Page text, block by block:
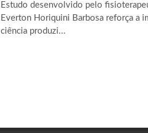
Estudo desenvolvido pelo
Everton Horiquini Barbosa reforça a
ciência produzi...